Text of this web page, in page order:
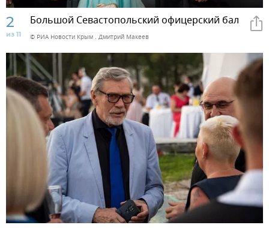
2
из 11
Большой Севастопольский офицерский бал
© РИА Новости Крым . Дмитрий Макеев